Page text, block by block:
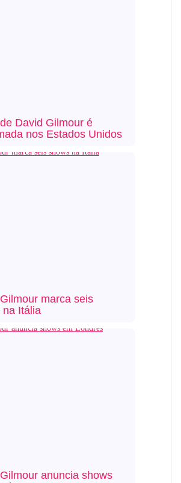
David Gilmour é
nos Estados Unidos
marca seis shows na Itália
marca seis
na Itália
anuncia shows em Londres
anuncia shows